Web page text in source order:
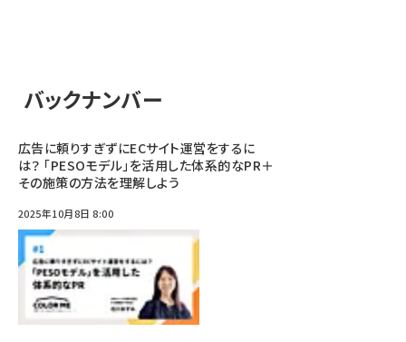
バックナンバー
広告に頼りすぎずにECサイト運営をするに
は？ 「PESOモデル」を活用した体系的なPR＋
その施策の方法を理解しよう
2025年10月8日 8:00